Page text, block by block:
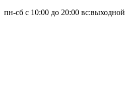
пн-сб с 10:00 до 20:00 вс:выходной